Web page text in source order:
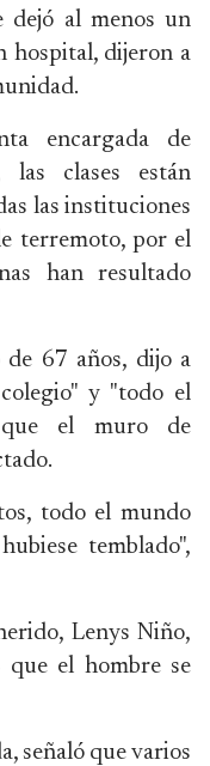
dejó al menos un
hospital, dijeron a
encargada de
las clases están
las instituciones
terremoto, por el
han resultado
de 67 años, dijo a
y "todo el
el muro de
todo el mundo
temblado",
Lenys Niño,
el hombre se
señaló que varios